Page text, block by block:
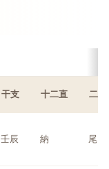
干支 十二直 二十
壬辰 納 尾